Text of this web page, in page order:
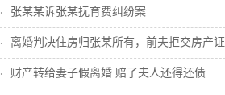
张某某诉张某抚育费纠纷案
离婚判决住房归张某所有，前夫拒交房产证怎...
财产转给妻子假离婚 赔了夫人还得还债